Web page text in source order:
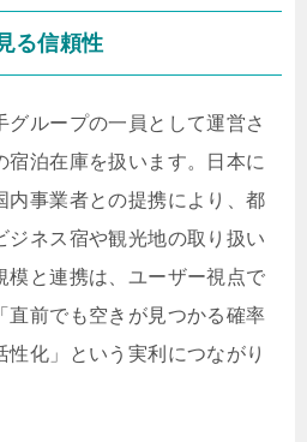
る信頼性
グループの一員として運営さ
宿泊在庫を扱います。日本に
内事業者との提携により、都
ジネス宿や観光地の取り扱い
模と連携は、ユーザー視点で
直前でも空きが見つかる確率
化」という実利につながり